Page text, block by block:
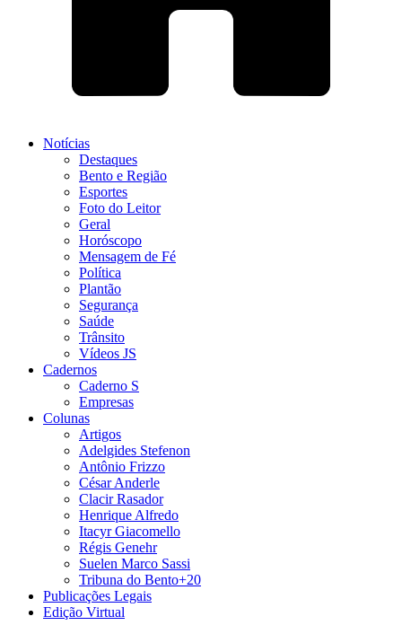
Notícias
Destaques
Bento e Região
Esportes
Foto do Leitor
Geral
Horóscopo
Mensagem de Fé
Política
Plantão
Segurança
Saúde
Trânsito
Vídeos JS
Cadernos
Caderno S
Empresas
Colunas
Artigos
Adelgides Stefenon
Antônio Frizzo
César Anderle
Clacir Rasador
Henrique Alfredo
Itacyr Giacomello
Régis Genehr
Suelen Marco Sassi
Tribuna do Bento+20
Publicações Legais
Edição Virtual